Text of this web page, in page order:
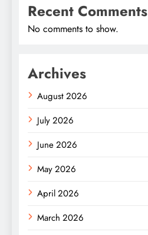
Recent Comments
No comments to show.
Archives
August 2026
July 2026
June 2026
May 2026
April 2026
March 2026